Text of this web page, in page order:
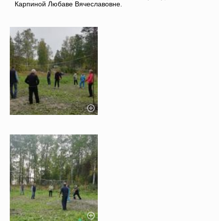
Карпиной Любаве Вячеславовне.